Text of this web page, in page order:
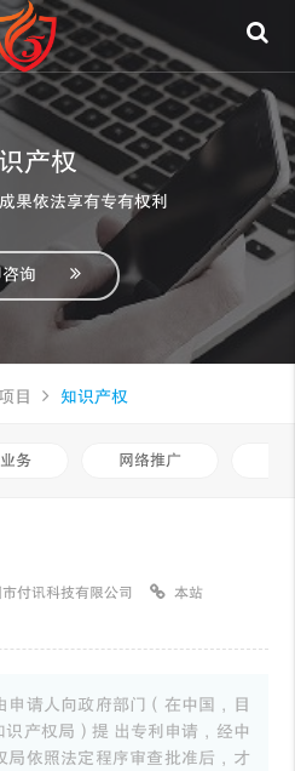
产权
果依法享有专有权利
咨询
目 知识产权
务 网络推广
付讯科技有限公司
本站
请人向政府部门（在中国，目
产权局）提 出专利申请，经中
局依照法定程序审查批准后，才